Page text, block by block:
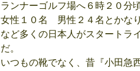
ランナーゴルフ場へ６時２０分
女性１０名 男性２４名とかな
など多くの日本人がスタート
だ。
いつもの靴でなく、昔『小田急